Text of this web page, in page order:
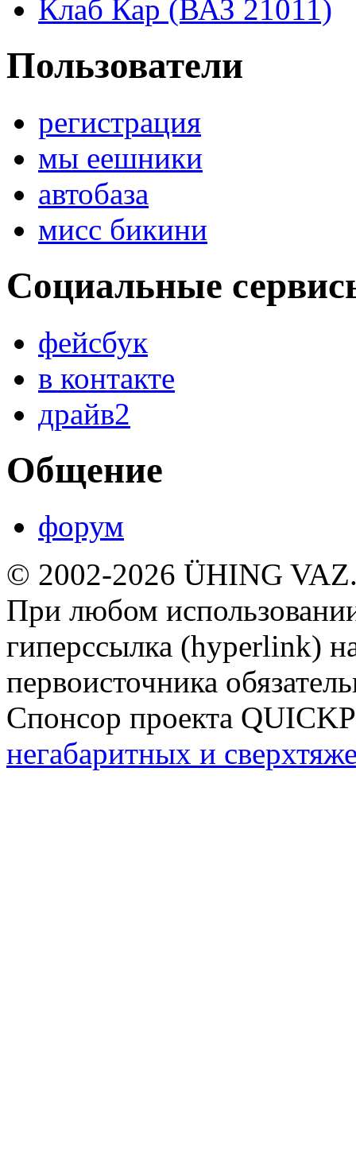
Клаб Кар (ВАЗ 21011)
Пользователи
регистрация
мы еешники
автобаза
мисс бикини
Социальные
фейсбук
в контакте
драйв2
Общение
форум
© 2002-2026 ÜHING
При любом
гиперссылка (hyperlink)
первоисточника
Спонсор проекта
негабаритных и